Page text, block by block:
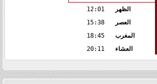
الظهر
12:01
العصر
15:38
المغرب
18:45
العشاء
20:11